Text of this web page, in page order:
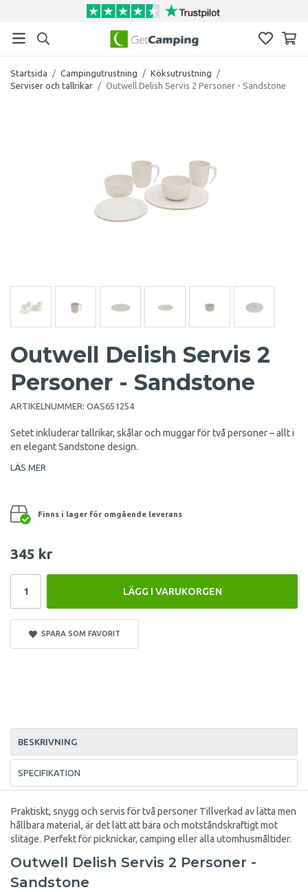
Startsida / Campingutrustning / Köksutrustning
/
Serviser och tallrikar / Outwell Delish Servis 2 Personer - Sandstone
Outwell Delish Servis 2
Personer - Sandstone
ARTIKELNUMMER: OAS651254
Setet inkluderar tallrikar, skålar och muggar för två personer – allt i
en elegant Sandstone design.
LÄS MER
Finns i lager för omgående leverans
345 kr
LÄGG I VARUKORGEN
SPARA SOM FAVORIT
BESKRIVNING
SPECIFIKATION
Praktiskt, snygg och servis för två personer Tillverkad av lätta men
hållbara material, är det lätt att bära och motståndskraftigt mot
slitage. Perfekt för picknickar, camping eller alla utomhusmåltider.
Outwell Delish Servis 2 Personer -
Sandstone